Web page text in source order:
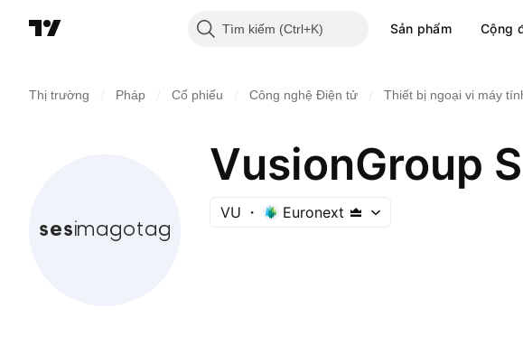
Tìm kiếm Sản phẩm Cộng
Thị trường Pháp Cổ phiếu Công nghệ Điện tử Thiết bị ngoại vi máy
VusionGroup
VU Euronext